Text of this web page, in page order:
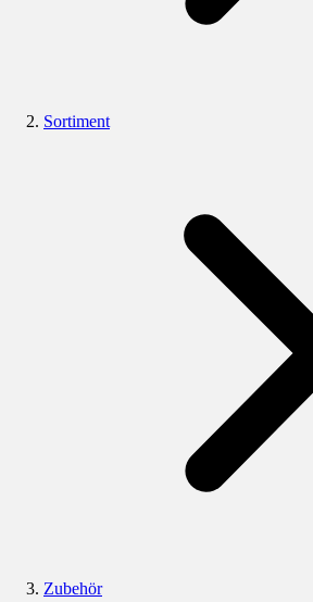
Sortiment
Zubehör